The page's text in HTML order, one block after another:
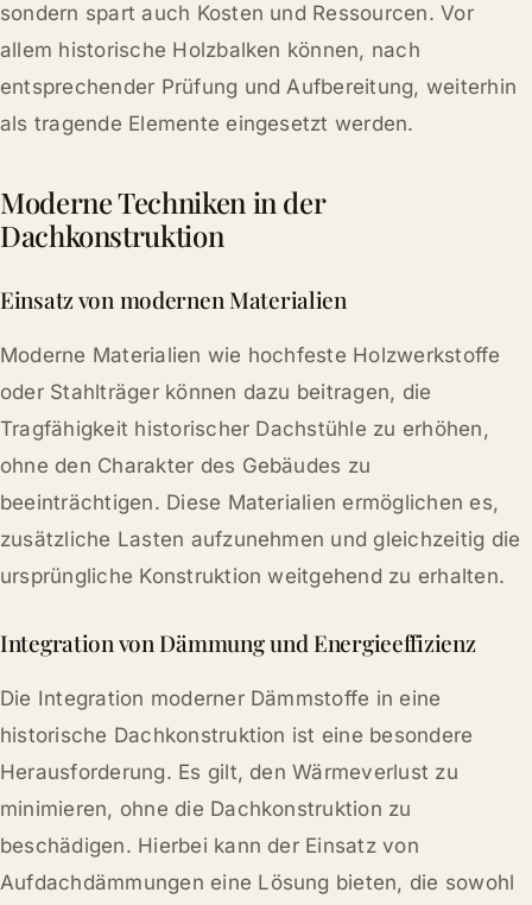
sondern spart auch Kosten und Ressourcen. Vor
allem historische Holzbalken können, nach
entsprechender Prüfung und Aufbereitung, weiterhin
als tragende Elemente eingesetzt werden.
Moderne Techniken in der
Dachkonstruktion
Einsatz von modernen Materialien
Moderne Materialien wie hochfeste Holzwerkstoffe
oder Stahlträger können dazu beitragen, die
Tragfähigkeit historischer Dachstühle zu erhöhen,
ohne den Charakter des Gebäudes zu
beeinträchtigen. Diese Materialien ermöglichen es,
zusätzliche Lasten aufzunehmen und gleichzeitig die
ursprüngliche Konstruktion weitgehend zu erhalten.
Integration von Dämmung und Energieeffizienz
Die Integration moderner Dämmstoffe in eine
historische Dachkonstruktion ist eine besondere
Herausforderung. Es gilt, den Wärmeverlust zu
minimieren, ohne die Dachkonstruktion zu
beschädigen. Hierbei kann der Einsatz von
Aufdachdämmungen eine Lösung bieten, die sowohl